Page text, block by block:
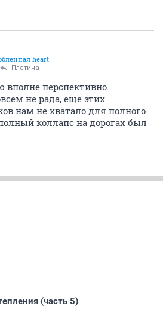
heart
Платина
перспективно.
не рада, еще этих
нам не хватало для полного
коллапс на дорогах был
(часть 5)